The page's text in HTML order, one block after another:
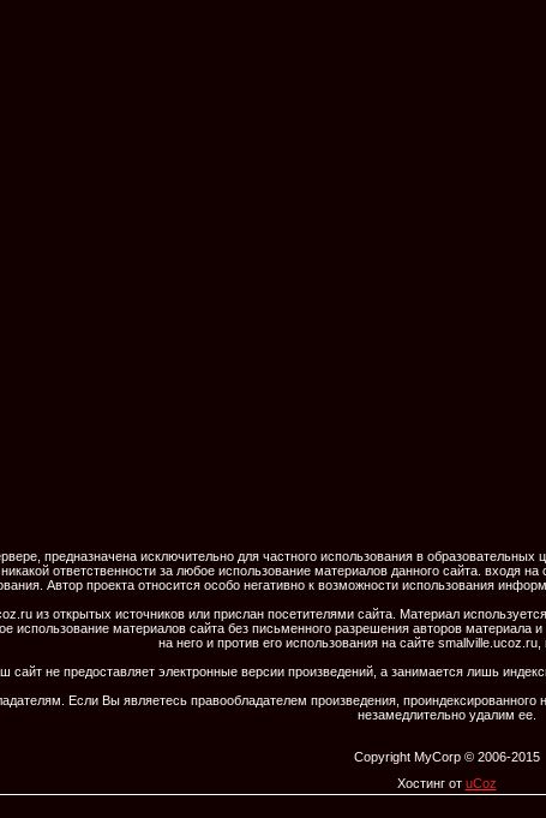
предназначена исключительно для частного использования в образовательных
ответственности за любое использование материалов данного сайта.
Автор проекта относится особо негативно к возможности использования
из открытых источников или прислан посетителями сайта. Материал
материалов сайта без письменного разрешения авторов
на него и против его использования на сайте
сайт не предоставляет электронные версии произведений, а занимается лишь
Если Вы являетесь правообладателем произведения,
незамедлительно удалим ее.
Copyright MyCorp © 2006-2015
Хостинг от uCoz